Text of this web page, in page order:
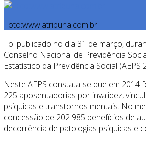
Foto:www.atribuna.com.br
Foi publicado no dia 31 de março,
Conselho Nacional de Previdência
Estatístico da Previdência Social (AEPS
Neste AEPS constata-se que em 2014
225 aposentadorias por invalidez,
psíquicas e transtornos mentais. No
concessão de 202 985 benefícios de
decorrência de patologias psíquicas e